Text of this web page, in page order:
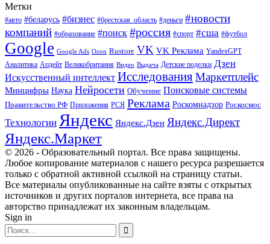
Метки
#авто #беларусь #бизнес #брестская_область #деньги #новости
компаний #образование #поиск #россия #спорт #сша #футбол
Google Google Ads Ozon Rustore VK VK Реклама YandexGPT
Аналитика Апдейт Великобритания Видео Выдача Детские поделки Дзен
Искусственный интеллект ИсследованияМаркетплейс
Минцифры Наука Нейросети Обучение Поисковые системы
Правительство РФ Приложения РСЯ Реклама Роскомнадзор Роскосмос
Технологии Яндекс Яндекс.Дзен Яндекс.Директ
Яндекс.Маркет
© 2026 - Образовательный портал. Все права защищены.
Любое копирование материалов с нашего ресурса разрешается
только с обратной активной ссылкой на страницу статьи.
Все материалы опубликованные на сайте взяты с открытых
источников и других порталов интернета, все права на
авторство принадлежат их законным владельцам.
Sign in